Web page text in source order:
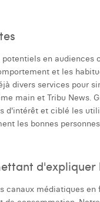
en audiences
et les
divers services pour
main et Tribu News.
d'intérêt et ciblé les
les bonnes
canaux médiatiques